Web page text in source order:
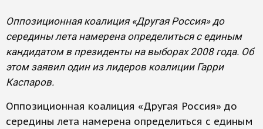
Оппозиционная коалиция «Другая Россия» до
середины лета намерена определиться с единым
кандидатом в президенты на выборах 2008 года. Об
этом заявил один из лидеров коалиции Гарри
Каспаров.
Оппозиционная коалиция «Другая Россия» до
середины лета намерена определиться с единым